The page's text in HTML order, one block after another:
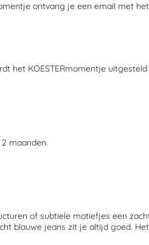
ontvang je een email met
het KOESTERmomentje
maanden.
of subtiele motiefjes een
blauwe jeans zit je altijd goed.